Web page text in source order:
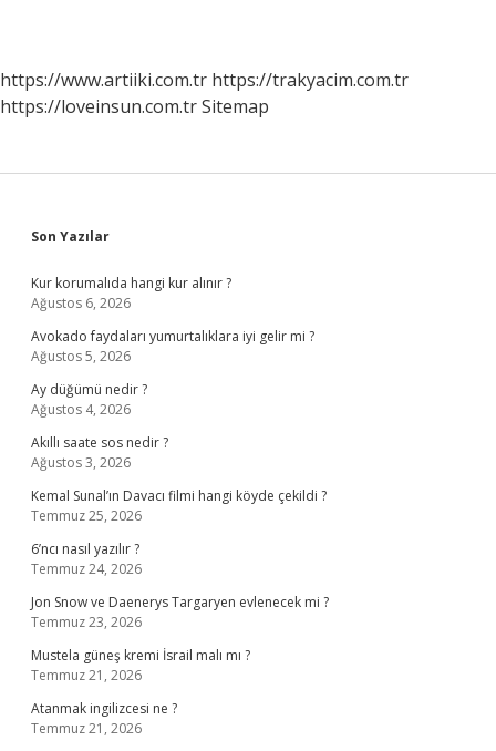
https://www.artiiki.com.tr https://trakyacim.com.tr
https://loveinsun.com.trSitemap
Sidebar
Son Yazılar
Kur korumalıda hangi kur alınır ?
Ağustos 6, 2026
Avokado faydaları yumurtalıklara iyi gelir mi ?
Ağustos 5, 2026
Ay düğümü nedir ?
Ağustos 4, 2026
Akıllı saate sos nedir ?
Ağustos 3, 2026
Kemal Sunal’ın Davacı filmi hangi köyde çekildi ?
Temmuz 25, 2026
6’ncı nasıl yazılır ?
Temmuz 24, 2026
Jon Snow ve Daenerys Targaryen evlenecek mi ?
Temmuz 23, 2026
Mustela güneş kremi İsrail malı mı ?
Temmuz 21, 2026
Atanmak ingilizcesi ne ?
Temmuz 21, 2026